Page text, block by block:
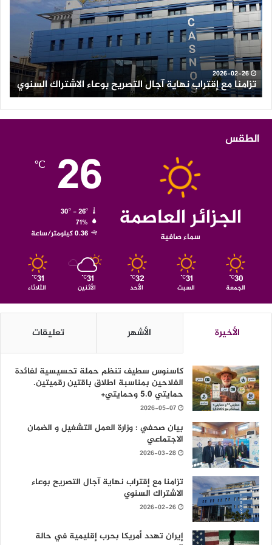
نهاية
آجال
التصريح
بوعاء
الاشتراك
السنوي2026-02-26
تزامنا مع إقتراب نهاية آجال التصريح بوعاء الاشتراك السنوي
الطقس
الجزائر العاصمة
سماء صافية
26
℃
30º - 26º
71%
0.36 كيلومتر/ساعة
30
℃
الجمعة
31
℃
السبت
32
℃
الأحد
31
℃
الأثنين
31
℃
الثلاثاء
الأخيرة الأشهر تعليقات
كاسنوس سطيف تنظم حملة تحسيسية لفائدة
الفلاحين بمناسبة اطلاق باقتين رقميتين.
حمايتي 5.0 وحمايتي+
2026-05-07
بيان صحفي : وزارة العمل التشغيل و الضمان
الاجتماعي
2026-03-28
تزامنا مع إقتراب نهاية آجال التصريح بوعاء
الاشتراك السنوي
2026-02-26
إيران تهدد أمريكا بحرب إقليمية في حالة